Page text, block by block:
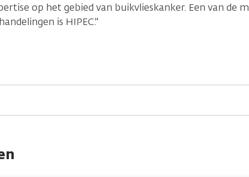
op het gebied van buikvlieskanker. Een van de
is HIPEC."